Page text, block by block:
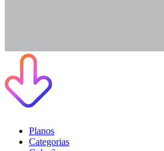
Planos
Categorias